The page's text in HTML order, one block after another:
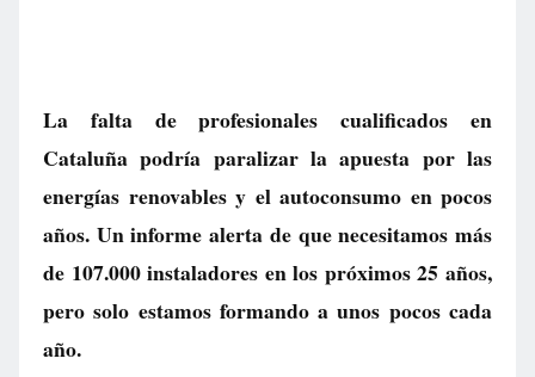
La falta de profesionales cualificados en
Cataluña podría paralizar la apuesta por las
energías renovables y el autoconsumo en pocos
años. Un informe alerta de que necesitamos más
de 107.000 instaladores en los próximos 25 años,
pero solo estamos formando a unos pocos cada
año.